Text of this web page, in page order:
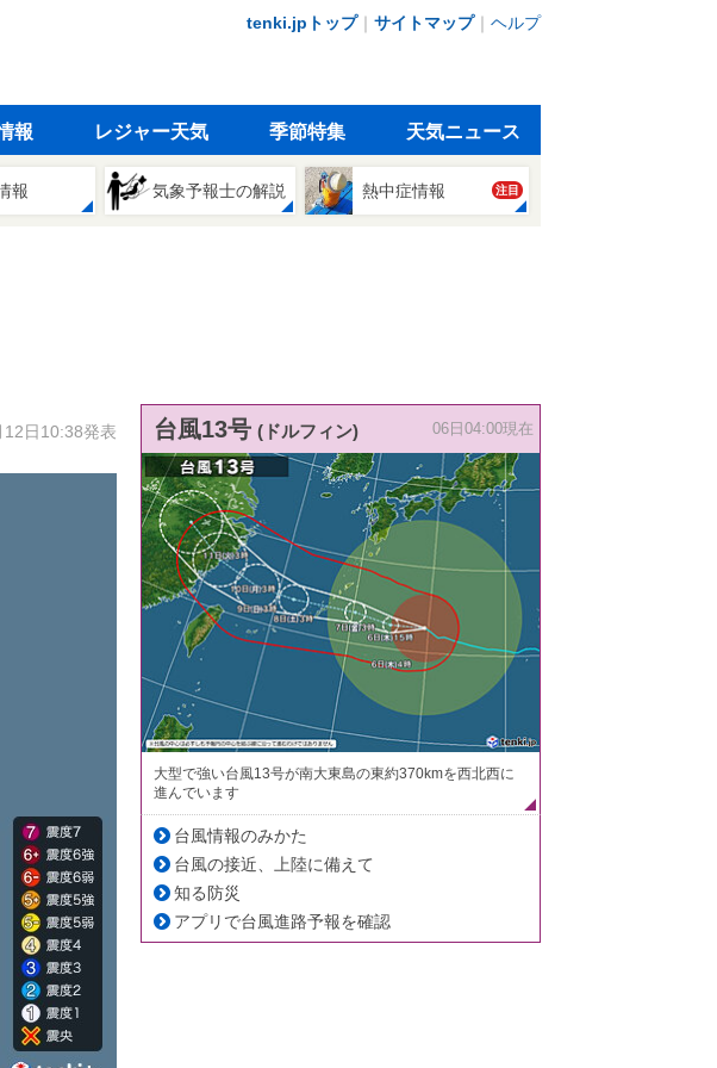
tenki.jpトップ｜ サイトマップ｜ ヘルプ
報 レジャー天気 季節特集 天気ニュース
報 気象予報士の解説 熱中症情報 注目
日10:38発表 台風13号 (ドルフィン) 06日04:00現在
大型で強い台風13号が南大東島の東約370kmを西北西に
進んでいます
台風情報のみかた
台風の接近、上陸に備えて
知る防災
アプリで台風進路予報を確認